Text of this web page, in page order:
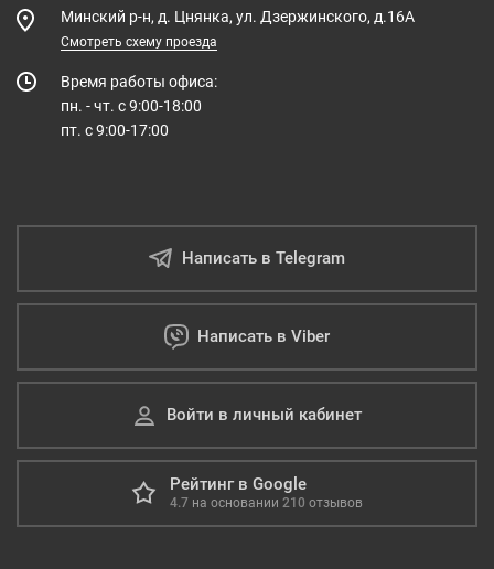
Минский р-н, д. Цнянка, ул. Дзержинского, д.16А
Смотреть схему проезда
Время работы офиса:
пн. - чт. с 9:00-18:00
пт. с 9:00-17:00
Написать в Telegram
Написать в Viber
Войти в личный кабинет
Рейтинг в Google
4.7 на основании 210 отзывов